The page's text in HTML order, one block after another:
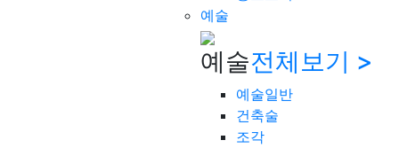
예술
예술전체보기 >
예술일반
건축술
조각